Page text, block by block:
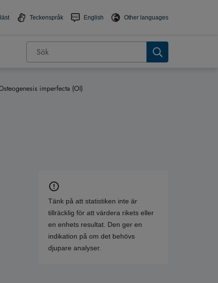
Teckenspråk English Other languages
imperfecta (OI)
Tänk på att statistiken inte är
tillräcklig för att värdera rikets eller
en enhets resultat. Den ger en
indikation på om det behövs
djupare analyser.